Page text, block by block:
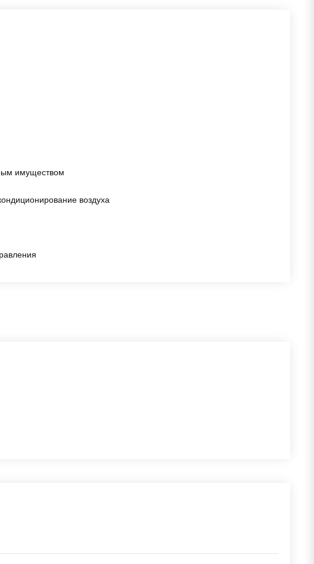
имуществом
воздуха